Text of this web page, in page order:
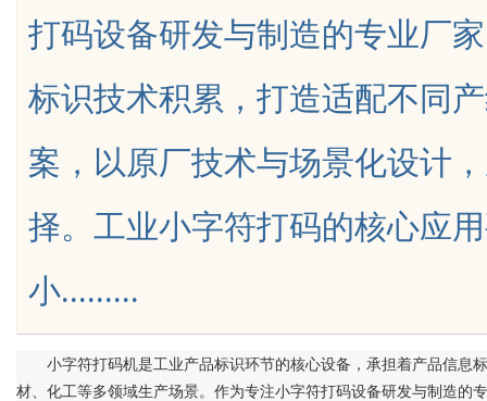
uz打码设备研发与制造的专业厂
标识技术积累，打造适配不同
案，以原厂技术与场景化设计
择。工业小字符打码的核心应
小.........
小字符打码机是工业产品标识环节的核心设备，承担着产品信息
材、化工等多领域生产场景。作为专注小字符打码设备研发与制造的